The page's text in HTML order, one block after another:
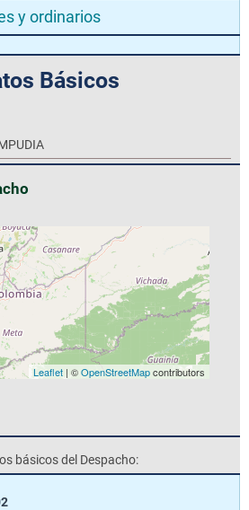
y ordinarios
Básicos
Leaflet| ©OpenStreetMapcontributors
básicos del Despacho: